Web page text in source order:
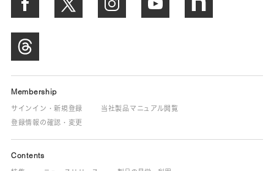
Membership
サインイン・新規登録
当社製品マニュアル閲覧
登録情報の確認・変更
Contents